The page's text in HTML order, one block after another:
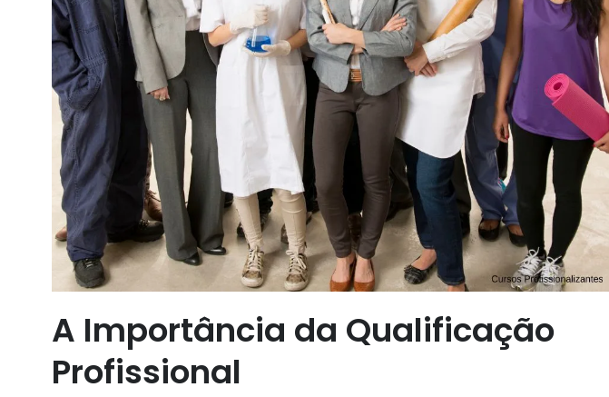
A Importância da Qualificação
Profissional